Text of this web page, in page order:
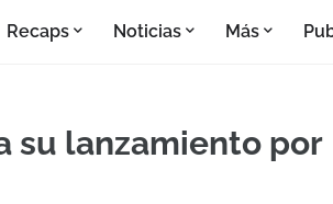
Recaps Noticias Más
su lanzamiento por